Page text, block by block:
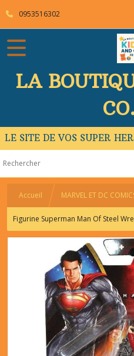
0953516302
LA
LE SITE DE VOS SUPER
Accueil MARVEL ET DC
Figurine Superman Man Of Steel